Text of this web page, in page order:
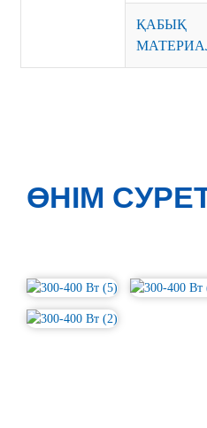
ҚАБЫҚ
ӨНІМ